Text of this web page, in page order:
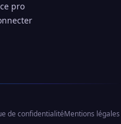
pro
de confidentialitéMentions légales